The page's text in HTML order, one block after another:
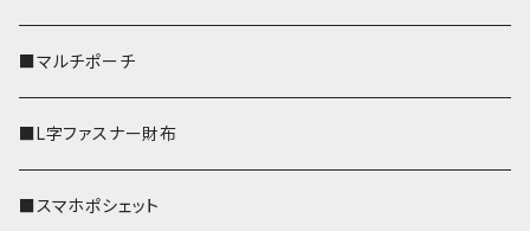
■マルチポーチ
■L字ファスナー財布
■スマホポシェット